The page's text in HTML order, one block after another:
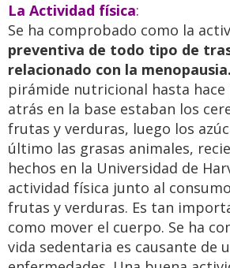
La Actividad física:
Se ha comprobado como la
preventiva de todo tipo de
relacionado con la menopausia.
pirámide nutricional hasta
atrás en la base estaban los
frutas y verduras, luego los
último las grasas animales,
hechos en la Universidad de
actividad física junto al
frutas y verduras. Es tan
como mover el cuerpo. Se ha
vida sedentaria es causante de